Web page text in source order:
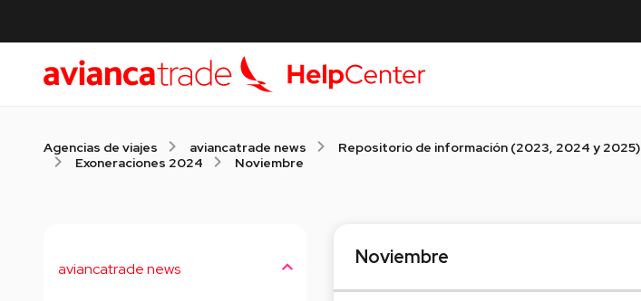
Agencias de viajes aviancatrade news Repositorio de información (2023, 2024 y 2025)
Exoneraciones 2024
Noviembre
aviancatrade news
Noviembre